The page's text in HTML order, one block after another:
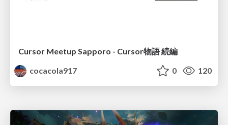
Cursor Meetup Sapporo - Cursor物語 続編
cocacola917
0 120